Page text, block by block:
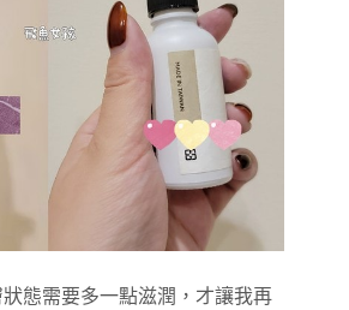
態需要多一點滋潤，才讓我再